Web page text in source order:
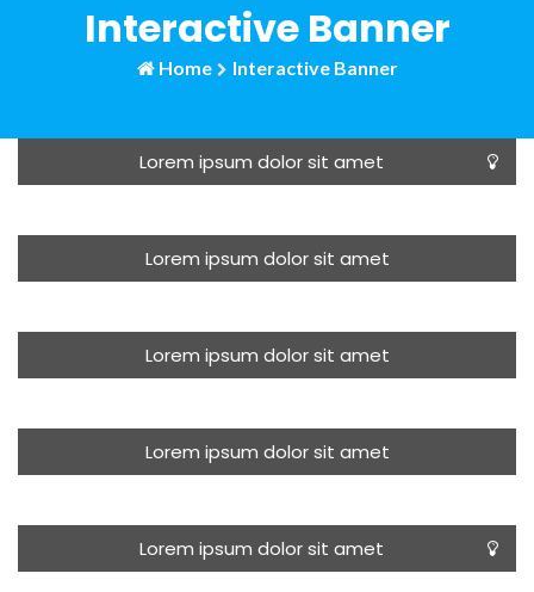
Interactive Banner
Home Interactive Banner
Lorem ipsum dolor sit amet
Lorem ipsum dolor sit amet
Lorem ipsum dolor sit amet
Lorem ipsum dolor sit amet
Lorem ipsum dolor sit amet